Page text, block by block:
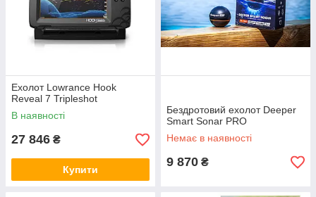
Ехолот Lowrance Hook
Reveal 7 Tripleshot
В наявності
27 846 ₴
Купити
Бездротовий ехолот Deeper
Smart Sonar PRO
Немає в наявності
9 870 ₴